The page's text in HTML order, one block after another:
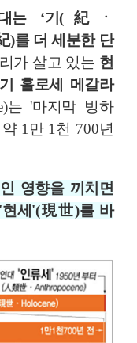
는 ‘기( 紀
ㆍ
)를 더 세분한 단
가 살고 있는 현
홀로세 메갈라
는'마지막 빙하
1 만 1 천 700년
영향을 끼치면
'현세 '(現世)를 바